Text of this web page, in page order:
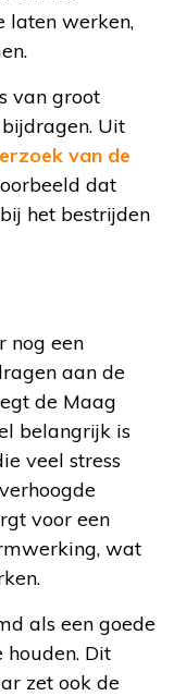
laten werken,
van groot
Uit
van de
dat
het bestrijden
nog een
aan de
de Maag
belangrijk is
veel stress
voor een
wat
als een goede
Dit
zet ook de